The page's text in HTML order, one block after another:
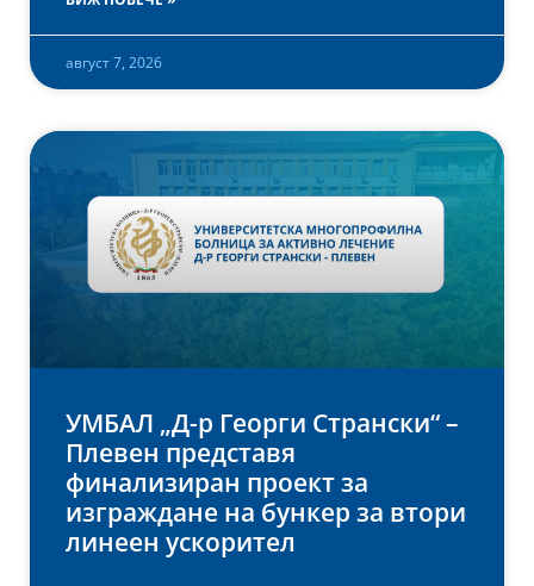
август 7, 2026
УМБАЛ „Д-р Георги Странски“ –
Плевен представя
финализиран проект за
изграждане на бункер за втори
линеен ускорител